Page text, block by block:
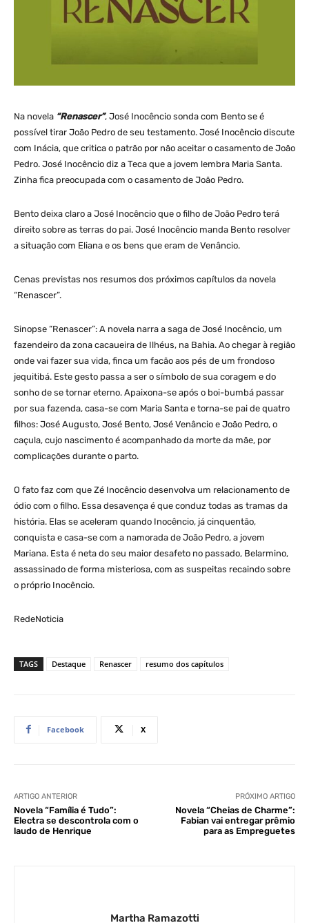
Na novela “Renascer”, José Inocêncio sonda com Bento se é
possível tirar João Pedro de seu testamento. José Inocêncio discute
com Inácia, que critica o patrão por não aceitar o casamento de João
Pedro. José Inocêncio diz a Teca que a jovem lembra Maria Santa.
Zinha fica preocupada com o casamento de João Pedro.
Bento deixa claro a José Inocêncio que o filho de João Pedro terá
direito sobre as terras do pai. José Inocêncio manda Bento resolver
a situação com Eliana e os bens que eram de Venâncio.
Cenas previstas nos resumos dos próximos capítulos da novela
“Renascer”.
Sinopse “Renascer”: A novela narra a saga de José Inocêncio, um
fazendeiro da zona cacaueira de Ilhéus, na Bahia. Ao chegar à região
onde vai fazer sua vida, finca um facão aos pés de um frondoso
jequitibá. Este gesto passa a ser o símbolo de sua coragem e do
sonho de se tornar eterno. Apaixona-se após o boi-bumbá passar
por sua fazenda, casa-se com Maria Santa e torna-se pai de quatro
filhos: José Augusto, José Bento, José Venâncio e João Pedro, o
caçula, cujo nascimento é acompanhado da morte da mãe, por
complicações durante o parto.
O fato faz com que Zé Inocêncio desenvolva um relacionamento de
ódio com o filho. Essa desavença é que conduz todas as tramas da
história. Elas se aceleram quando Inocêncio, já cinquentão,
conquista e casa-se com a namorada de João Pedro, a jovem
Mariana. Esta é neta do seu maior desafeto no passado, Belarmino,
assassinado de forma misteriosa, com as suspeitas recaindo sobre
o próprio Inocêncio.
RedeNoticia
TAGS Destaque Renascer resumo dos capítulos
Facebook X
ARTIGO ANTERIOR
Novela “Família é Tudo”:
Electra se descontrola com o
laudo de Henrique
PRÓXIMO ARTIGO
Novela “Cheias de Charme”:
Fabian vai entregar prêmio
para as Empreguetes
Martha Ramazotti